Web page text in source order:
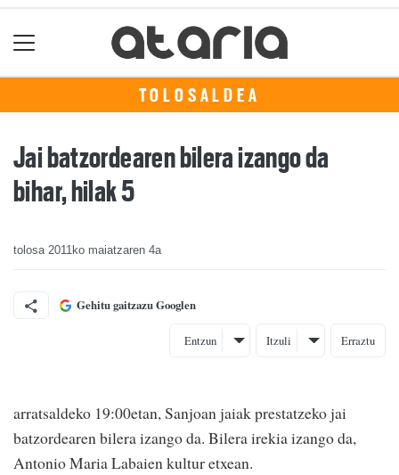
TOLOSALDEA
Jai batzordearen bilera izango da
bihar, hilak 5
tolosa 2011ko maiatzaren 4a
Gehitu gaitzazu Googlen
Entzun Itzuli Erraztu
arratsaldeko 19:00etan, Sanjoan jaiak prestatzeko jai
batzordearen bilera izango da. Bilera irekia izango da,
Antonio Maria Labaien kultur etxean.